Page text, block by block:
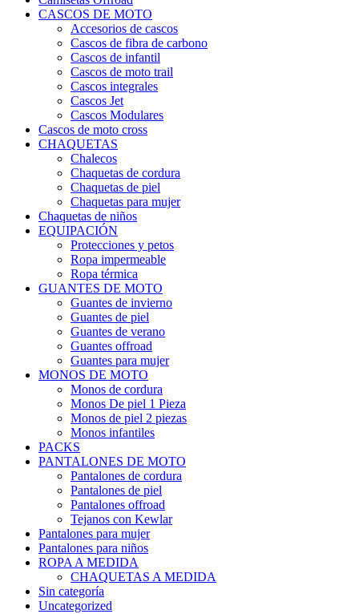
CASCOS DE MOTO
Accesorios de cascos
Cascos de fibra de carbono
Cascos de infantil
Cascos de moto trail
Cascos integrales
Cascos Jet
Cascos Modulares
Cascos de moto cross
CHAQUETAS
Chalecos
Chaquetas de cordura
Chaquetas de piel
Chaquetas para mujer
Chaquetas de niños
EQUIPACIÓN
Protecciones y petos
Ropa impermeable
Ropa térmica
GUANTES DE MOTO
Guantes de invierno
Guantes de piel
Guantes de verano
Guantes offroad
Guantes para mujer
MONOS DE MOTO
Monos de cordura
Monos De piel 1 Pieza
Monos de piel 2 piezas
Monos infantiles
PACKS
PANTALONES DE MOTO
Pantalones de cordura
Pantalones de piel
Pantalones offroad
Tejanos con Kewlar
Pantalones para mujer
Pantalones para niños
ROPA A MEDIDA
CHAQUETAS A MEDIDA
Sin categoría
Uncategorized